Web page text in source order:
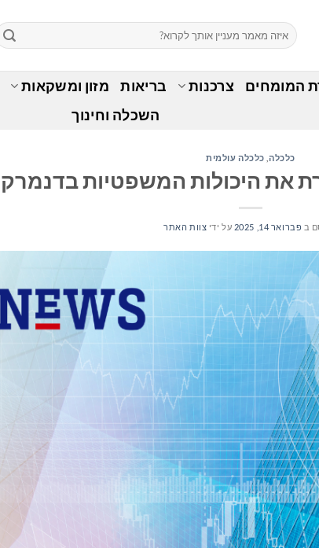
המומחים צרכנות בריאות מזון ומשקאות
השכלה וחינוך
כלכלה, כלכלה עולמית
את היכולות המשפטיות בדנמרק
ב פברואר 14, 2025 על ידי צוות האתר